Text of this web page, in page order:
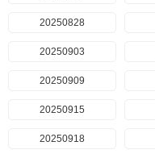
20250828
20250903
20250909
20250915
20250918